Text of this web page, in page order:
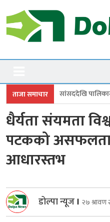
to
content
Dolpanews
ताजा समाचार
सांसददेखि पालिकासम्मको एउटै आवाज :
धैर्यता संयमता
पटकको
आधारस्तभ
डोल्पा न्यूज । २७